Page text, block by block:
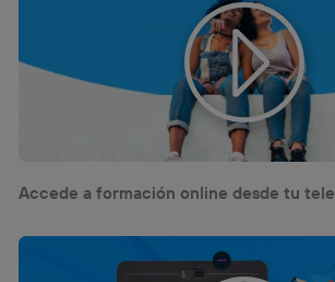
Accede a formación online desde tu tele